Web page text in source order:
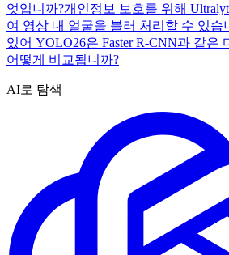
엇입니까?개인정보 보호를 위해
여 영상 내 얼굴을 블러 처리할 수 있습
있어 YOLO26은 Faster R-CNN과 같은
어떻게 비교됩니까?
AI로 탐색